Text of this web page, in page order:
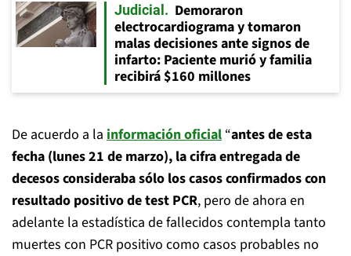
Judicial
Demoraron
electrocardiograma y tomaron
malas decisiones ante signos de
infarto: Paciente murió y familia
recibirá $160 millones
De acuerdo a la información oficial “antes de esta
fecha (lunes 21 de marzo), la cifra entregada de
decesos consideraba sólo los casos confirmados con
resultado positivo de test PCR, pero de ahora en
adelante la estadística de fallecidos contempla tanto
muertes con PCR positivo como casos probables no